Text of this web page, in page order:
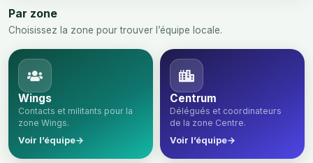
Par zone
Choisissez la zone pour trouver l’équipe locale.
Wings
Contacts et militants pour la
zone Wings.
Voir l’équipe→
Centrum
Délégués et coordinateurs
de la zone Centre.
Voir l’équipe→